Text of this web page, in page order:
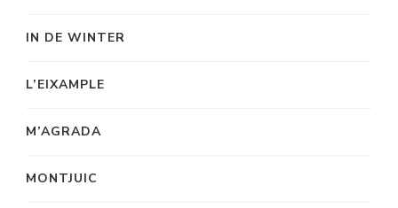
IN DE WINTER
L’EIXAMPLE
M’AGRADA
MONTJUIC